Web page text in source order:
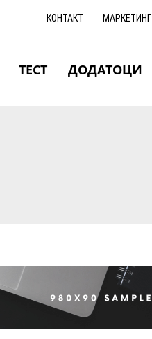
КОНТАКТ МАРКЕТИНГ
ТЕСТ ДОДАТОЦИ